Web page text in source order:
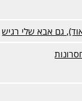
גם אבא שלי רגיש